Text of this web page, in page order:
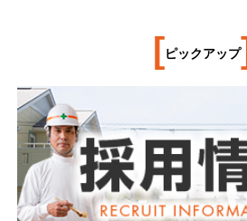
[ピックアップ]